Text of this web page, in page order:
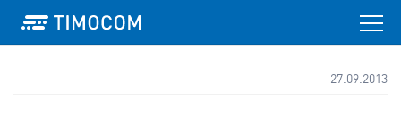
27.09.2013